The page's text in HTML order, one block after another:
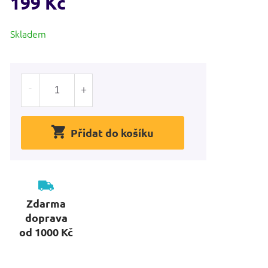
cena:
Skladem
Přidat do košíku
Zdarma
doprava
od 1000 Kč